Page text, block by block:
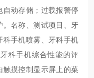
自动存储；过载报警停
。名称、测试项目、牙
科手机喷雾、牙科手机
科手机综合性能的评
触摸控制显示屏上的菜